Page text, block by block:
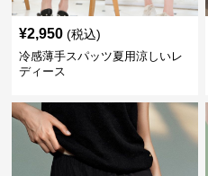
¥2,950 (税込)
冷感薄手スパッツ夏用涼しいレ
ディース